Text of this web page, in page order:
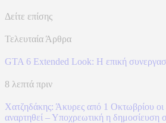
Δείτε επίσης
Τελευταία Άρθρα
GTA 6 Extended Look: Η επική
8 λεπτά πριν
Χατζηδάκης: Άκυρες από 1 Οκτωβρίου οι
αναρτηθεί – Υποχρεωτική η δημοσίευση